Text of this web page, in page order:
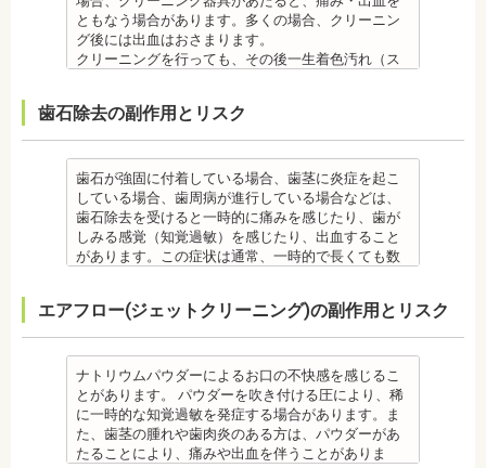
収」が起こるリスクが高くなります。
・歯や骨の状態、歯の動きを妨げる癖があった場
合、虫歯や歯周病の発生など、治療計画よりも治療
期間が長くなる場合があります。
あります。特に切歯（せっし：上下前歯各4本）、歯
の凸凹が大きい患者様の場合、発症する事がありま
す。
・顎の成長に合わせて歯並びを治していくため、一
時的に歯並びが悪い状態になることもあります。
・大人になってから再度矯正が必要になることがあ
ります。
・定期的な通院などにご協力いただけない場合、治
療の結果に差が出る場合があります。
・固いものが一時的に噛めなくなることがありま
す。また、ガムや餅など、装置に引っかかるものが
食べられなくなることもあります。
・装置が壊れることがあります。その際は歯科医師
に相談してください。
・個人差がありますが、矯正装置にかなりのストレ
スを受ける患者さんもいます。
・矯正中は、器具を装着するため、食べかすが詰ま
大きく開かない、食事を噛むときに痛みが出る顎関
節症を発症する場合があります。他にも自律神経失
調症になることもあります。かみ合わせが原因の場
合は、かみ合わせの治療を行います。 その他
気、不眠など不定愁訴が起こる場合がありますの
で、鎮痛剤、吐き気止め等、歯科医師の指示のもと
服用する場合があります。
・治療中と治療後の見た目に個人差が大きくあらわ
れる治療です。また、歯科医師との見解の相違も起
こりえます。歯科医師とよくご相談ください。
・矯正力が強すぎると、歯の根が短くなる「歯根吸
収」が起こるリスクが高くなります。
・歯や骨の状態、歯の動きを妨げる癖があった場
期間が長くなる場合があります。
・矯正治療では、歯肉が下がる場合（歯肉退縮）が
あります。特に切歯（せっし：上下前歯各4本）、歯
の凸凹が大きい患者様の場合、発症する事がありま
す。
・個人差により治療期間が数年かかることがありま
す。
・固いものが一時的に噛めなくなります。また、ガ
ムや餅など、装置に引っかかるものが食べられなく
治療終了後
・矯正終了後に噛み合わせが悪くなる可能性があり
ます。
噛み合わせが悪くなると、咀嚼障害、頭痛、肩こり
が崩れることで、口が大きく開かない、食事を噛む
ときに痛みが出る顎関節症を発症する場合がありま
す。他にも自律神経失調症になることもあります。
います。
・矯正終了後に矯正箇所が元に戻る場合もありま
す。
その他
・治したい部分の一部の歯並びにのみ対応できま
を進めることができない場合もあります。
・矯正中、頭痛、首や肩のこり、強い倦怠感、吐き
気、不眠など不定愁訴が起こる場合がありますの
で、鎮痛剤、吐き気止め等、歯科医師の指示のもと
服用する場合があります。
・治療中と治療後の見た目に個人差が大きくあらわ
れる治療です。また、歯科医師との見解の相違も起
こりえます。歯科医師とよくご相談ください。
・矯正力が強すぎると、歯の根が短くなる「歯根吸
れません。骨の成長途中になるお子様は、インプラ
ント治療はできません。痛み止め、抗生物質等を治
療に使用するため妊娠中、妊娠の可能性のある方、
授乳中の方は、インプラント治療はお控えくださ
・心臓の疾患、骨粗鬆症等、内科的にインプラント
ます。治療相談時に申告してください。
・歯がない箇所のリカバリー治療ですが、その欠損
箇所のみの治療ではなく、全体のかみ合わせを提案
してくれる方針を選択するとよいでしょう。
・手術ではありますが、麻酔を行うため、手術中に
痛みを感じることは基本的にありません。
先生
【プロフィール】
日本大学歯学部卒業
歯学博士（口腔外科学）
日本大学歯学部非常勤講師
社会福祉法人富士白苑理事
日本大学歯学部口腔外科第２講座大学院卒業
歯学博士（口腔外科学）
日本大学歯学部非常勤講師
社会福祉法人富士白苑理事
監修医情報 医療法人社団日坂会 理事長 日坂充
宏先生
【プロフィール】
歯学博士（口腔外科学）
事
ともなう場合があります。多くの場合、クリーニン
グ後には出血はおさまります。
クリーニングを行っても、その後一生着色汚れ（ス
す。また、歯科のクリーニングだけでは、虫歯や歯
周病の予防にはなりません。
毎日のブラッシングなどは継続して行う必要があり
ます。
備考
自宅で、歯磨きをしていても、落とすことの出来な
い汚れや、歯石の元となる歯垢・バイオフィルムを
歯科で専門の機器・技術によって除去する技術で
防に効果的です。
【プロフィール】
日本歯科大学新潟生命歯学部卒業
新潟大学医歯学総合病院にて研修
都内歯科医院にて勤務
歯石除去の副作用とリスク
歯石が強固に付着している場合、歯茎に炎症を起こ
している場合、歯周病が進行している場合などは、
歯石除去を受けると一時的に痛みを感じたり、歯が
しみる感覚（知覚過敏）を感じたり、出血すること
があります。この症状は通常、一時的で長くても数
鳴り響きます。機器は歯石が多い人、広範囲に歯石
が付いている人に使われるのですが、高音が苦手な
人は音を我慢する必要があります。
備考
歯石とは、歯垢が石のように固くなって歯と歯の間
や歯の表面、歯茎と歯の隙間などにこびりついたも
のです。唾液腺開口部の近くにある歯に特に着きや
すく、具体的には「下の前歯の裏側」や「上の奥歯
エアフロー(ジェットクリーニング)の副作用とリスク
ナトリウムパウダーによるお口の不快感を感じるこ
とがあります。 パウダーを吹き付ける圧により、稀
に一時的な知覚過敏を発症する場合があります。ま
た、歯茎の腫れや歯肉炎のある方は、パウダーがあ
たることにより、痛みや出血を伴うことがありま